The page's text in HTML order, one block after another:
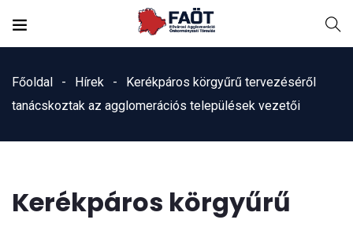
Főoldal Hírek
Kerékpáros körgyűrű tervezéséről
tanácskoztak az agglomerációs települések vezetői
Kerékpáros körgyűrű